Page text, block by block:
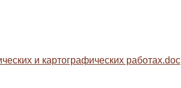
и картографических работах.doc